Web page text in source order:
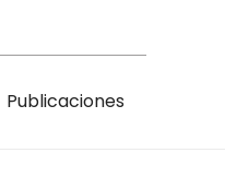
Publicaciones